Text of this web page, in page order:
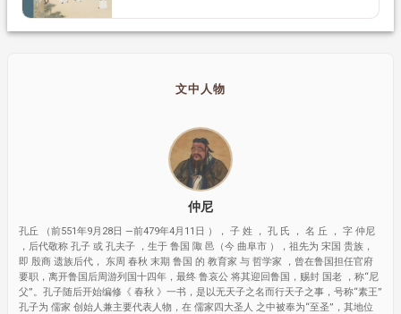
文中人物
仲尼
孔丘 （前551年9月28日 —前479年4月11日 ）， 子 姓 ， 孔 氏 ， 名 丘 ， 字 仲尼
，后代敬称 孔子 或 孔夫子 ，生于 鲁国 陬 邑（今 曲阜市 ），祖先为 宋国 贵族，
即 殷商 遗族后代， 东周 春秋 末期 鲁国 的 教育家 与 哲学家 ，曾在鲁国担任官府
要职，离开鲁国后周游列国十四年，最终 鲁哀公 将其迎回鲁国，赐封 国老 ，称“尼
父”。孔子随后开始编修《 春秋 》一书，是以无天子之名而行天子之事，号称“素王”
孔子为 儒家 创始人兼主要代表人物，在 儒家四大圣人 之中被奉为“至圣”，其地位